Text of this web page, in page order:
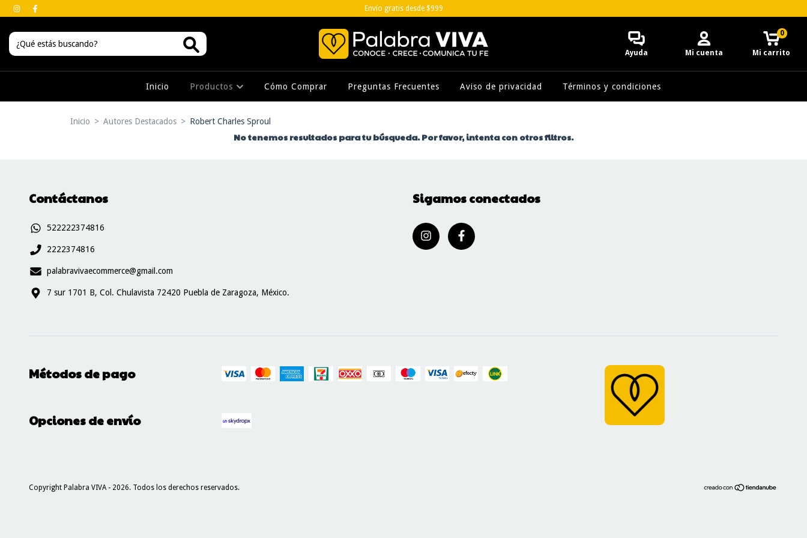
Envío gratis desde $999
Ayuda Mi cuenta Mi carrito
0
Inicio Productos Cómo Comprar Preguntas Frecuentes Aviso de privacidad Términos y condiciones
Inicio > Autores Destacados > Robert Charles Sproul
No tenemos resultados para tu búsqueda. Por favor, intenta con otros filtros.
Contáctanos
522222374816
2222374816
palabravivaecommerce@gmail.com
7 sur 1701 B, Col. Chulavista 72420 Puebla de Zaragoza, México.
Sigamos conectados
Métodos de pago
Opciones de envío
Copyright Palabra VIVA - 2026. Todos los derechos reservados.